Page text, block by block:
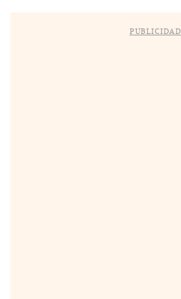
PUBLICIDAD